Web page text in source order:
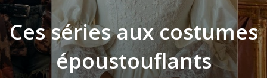
Ces séries aux costumes
époustouflants